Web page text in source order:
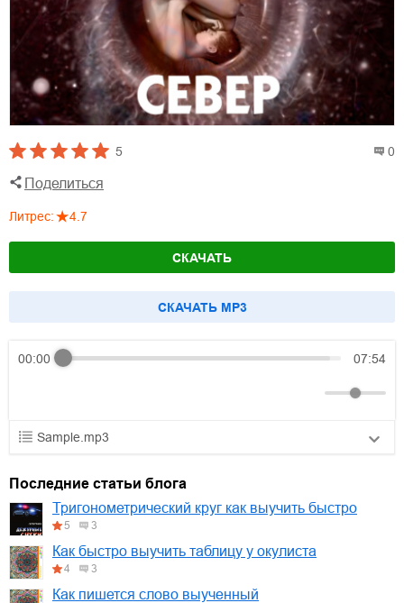
5 0
Поделиться
Литрес: 4.7
СКАЧАТЬ
CКАЧАТЬ MP3
00:00 07:54
Sample.mp3
02.mp3
03.mp3
Последние статьи блога
Тригонометрический круг как выучить быстро
5 3
Как быстро выучить таблицу у окулиста
4 3
Как пишется слово выученный